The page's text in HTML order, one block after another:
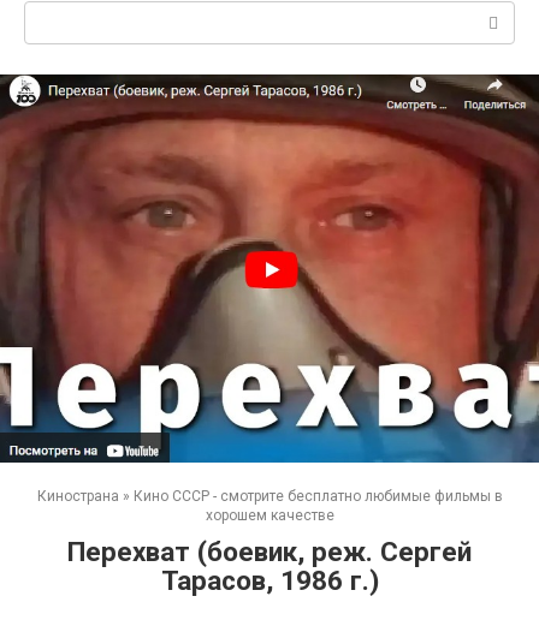
Кинострана » Кино СССР - смотрите бесплатно любимые фильмы в
хорошем качестве
Перехват (боевик, реж. Сергей
Тарасов, 1986 г.)